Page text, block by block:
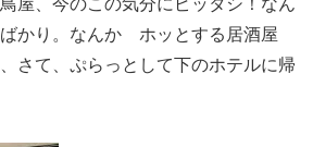
かり。なんか ホッとする居酒屋
さて、ぷらっとして下のホテルに帰